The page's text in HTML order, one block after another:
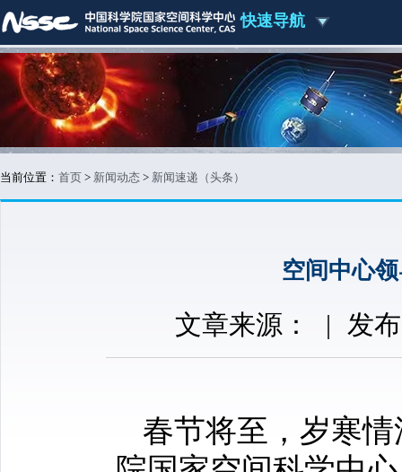
快速导航
当前位置： 首页 > 新闻动态 > 新闻速递（头条）
空间中心
文章来源： | 发
春节将至，岁寒